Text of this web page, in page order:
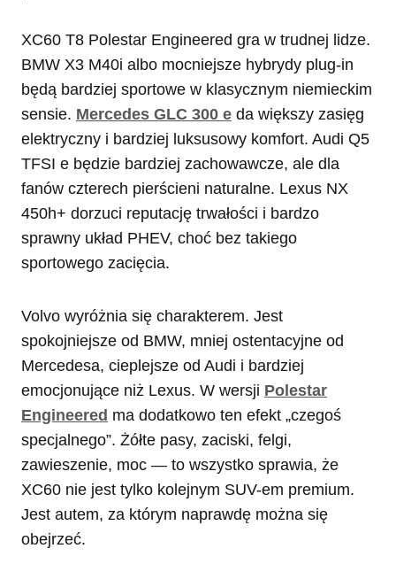
XC60 T8 Polestar Engineered gra w trudnej lidze.
BMW X3 M40i albo mocniejsze hybrydy plug-in
będą bardziej sportowe w klasycznym niemieckim
sensie. Mercedes GLC 300 e da większy zasięg
elektryczny i bardziej luksusowy komfort. Audi Q5
TFSI e będzie bardziej zachowawcze, ale dla
fanów czterech pierścieni naturalne. Lexus NX
450h+ dorzuci reputację trwałości i bardzo
sprawny układ PHEV, choć bez takiego
sportowego zacięcia.
Volvo wyróżnia się charakterem. Jest
spokojniejsze od BMW, mniej ostentacyjne od
Mercedesa, cieplejsze od Audi i bardziej
emocjonujące niż Lexus. W wersji Polestar
Engineered ma dodatkowo ten efekt „czegoś
specjalnego”. Żółte pasy, zaciski, felgi,
zawieszenie, moc — to wszystko sprawia, że
XC60 nie jest tylko kolejnym SUV-em premium.
Jest autem, za którym naprawdę można się
obejrzeć.